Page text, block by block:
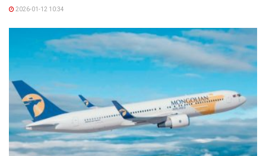
2026-01-12 10:34